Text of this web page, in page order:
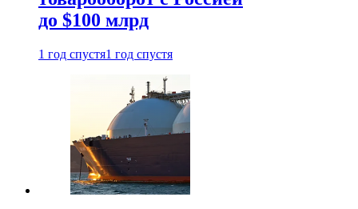
до $100 млрд
1 год спустя1 год спустя